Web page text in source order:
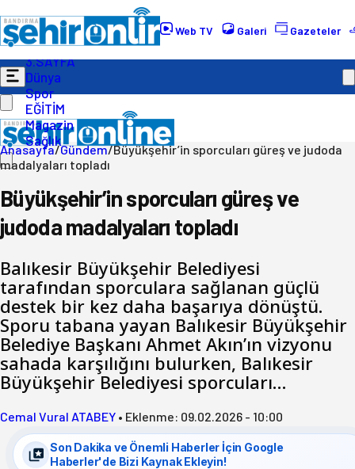
Web TV Galeri Gazeteler
Gündem
Ekonomi
Politika
3.SAYFA
Dünya
Spor
EĞİTİM
Magazin
Sağlık
Anasayfa/Gündem/Büyükşehir’in sporcuları güreş ve judoda
madalyaları topladı
Büyükşehir’in sporcuları güreş ve
judoda madalyaları topladı
Balıkesir Büyükşehir Belediyesi
tarafından sporculara sağlanan güçlü
destek bir kez daha başarıya dönüştü.
Sporu tabana yayan Balıkesir Büyükşehir
Belediye Başkanı Ahmet Akın’ın vizyonu
sahada karşılığını bulurken, Balıkesir
Büyükşehir Belediyesi sporcuları…
Cemal Vural ATABEY • Eklenme: 09.02.2026 - 10:00
Son Dakika ve Önemli Haberler İçin Google
Haberler'de Bizi Kaynak Ekleyin!